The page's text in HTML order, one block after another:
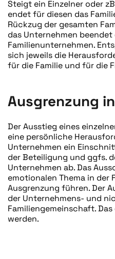
Steigt ein Einzelner oder
endet für diesen das
Rückzug der gesamten
das Unternehmen
Familienunternehmen.
sich jeweils die
für die Familie und für die
Ausgrenzung
Der Ausstieg eines
eine persönliche
Unternehmen ein
der Beteiligung und ggfs.
Unternehmen ab. Das
emotionalen Thema in der
Ausgrenzung führen. Der
der Unternehmens- und
Familiengemeinschaft.
werden.